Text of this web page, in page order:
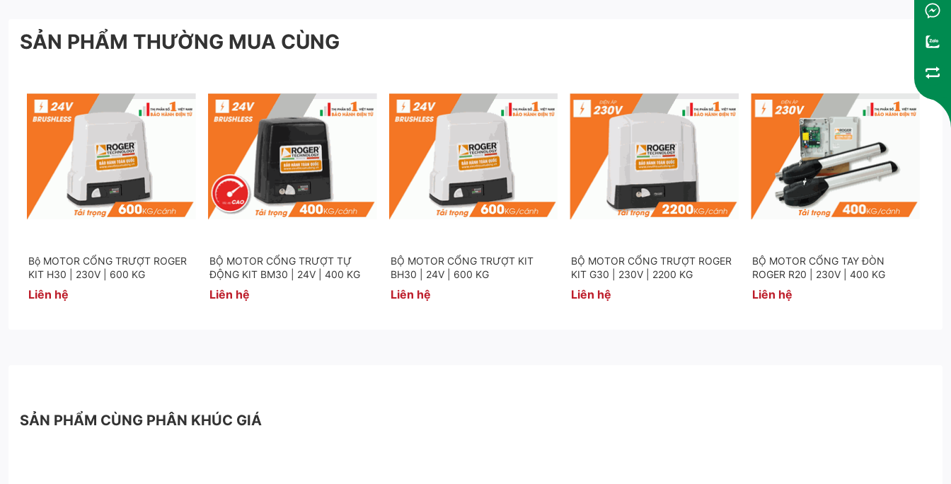
- R30/1203 - 01 Moto điện sức kéo 1200kg
SẢN PHẨM THƯỜNG MUA CÙNG
Bộ MOTOR CỔNG TRƯỢT ROGER
KIT H30 | 230V | 600 KG
Liên hệ
BỘ MOTOR CỔNG TRƯỢT TỰ
ĐỘNG KIT BM30 | 24V | 400 KG
Liên hệ
BỘ MOTOR CỔNG TRƯỢT KIT
BH30 | 24V | 600 KG
Liên hệ
BỘ MOTOR CỔNG TRƯỢT ROGER
KIT G30 | 230V | 2200 KG
Liên hệ
BỘ MOTOR CỔNG TAY ĐÒN
ROGER R20 | 230V | 400 KG
Liên hệ
SẢN PHẨM CÙNG PHÂN KHÚC GIÁ